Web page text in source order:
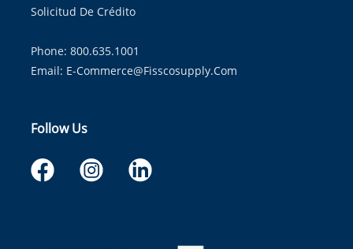
Solicitud De Crédito
Phone: 800.635.1001
Email: E-Commerce@fisscosupply.com
Follow Us